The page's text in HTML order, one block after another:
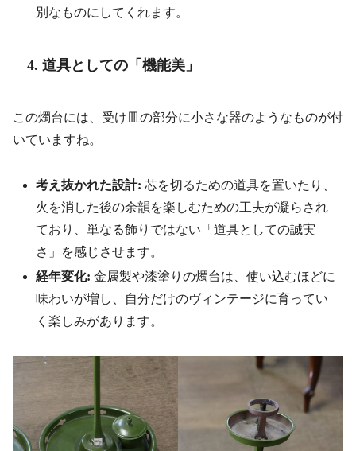
別なものにしてくれます。
4. 道具としての「機能美」
この燭台には、受け皿の部分に小さな器のようなものが付
いていますね。
考え抜かれた設計: 芯を切るための道具を置いたり、
火を消した後の余韻を楽しむための工夫が凝らされ
ており、単なる飾りではない「道具としての誠実
さ」を感じさせます。
経年変化: 金属製や漆塗りの燭台は、使い込むほどに
味わいが増し、自分だけのヴィンテージに育ってい
く楽しみがあります。